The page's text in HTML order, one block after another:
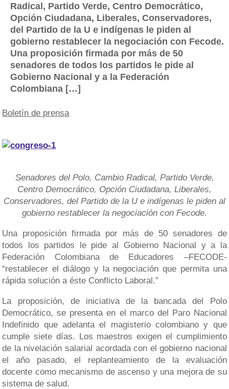
Radical, Partido Verde, Centro Democrático,
Opción Ciudadana, Liberales, Conservadores,
del Partido de la U e indígenas le piden al
gobierno restablecer la negociación con Fecode.
Una proposición firmada por más de 50
senadores de todos los partidos le pide al
Gobierno Nacional y a la Federación
Colombiana […]
Boletín de prensa
Senadores del Polo, Cambio Radical, Partido Verde,
Centro Democrático, Opción Ciudadana, Liberales,
Conservadores, del Partido de la U e indígenas le piden al
gobierno restablecer la negociación con Fecode.
Una proposición firmada por más de 50 senadores de
todos los partidos le pide al Gobierno Nacional y a la
Federación Colombiana de Educadores –FECODE-
“restablecer el diálogo y la negociación que permita una
rápida solución a éste Conflicto Laboral.”
La proposición, de iniciativa de la bancada del Polo
Democrático, se presenta en el marco del Paro Nacional
Indefinido que adelanta el magisterio colombiano y que
cumple siete días. Los maestros exigen el cumplimiento
de la nivelación salarial acordada con el gobierno nacional
el año pasado, el replanteamiento de la evaluación
docente como mecanismo de ascenso y una mejora de su
sistema de salud.